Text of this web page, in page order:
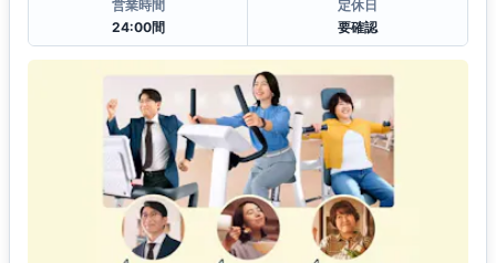
営業時間
24:00間
定休日
要確認